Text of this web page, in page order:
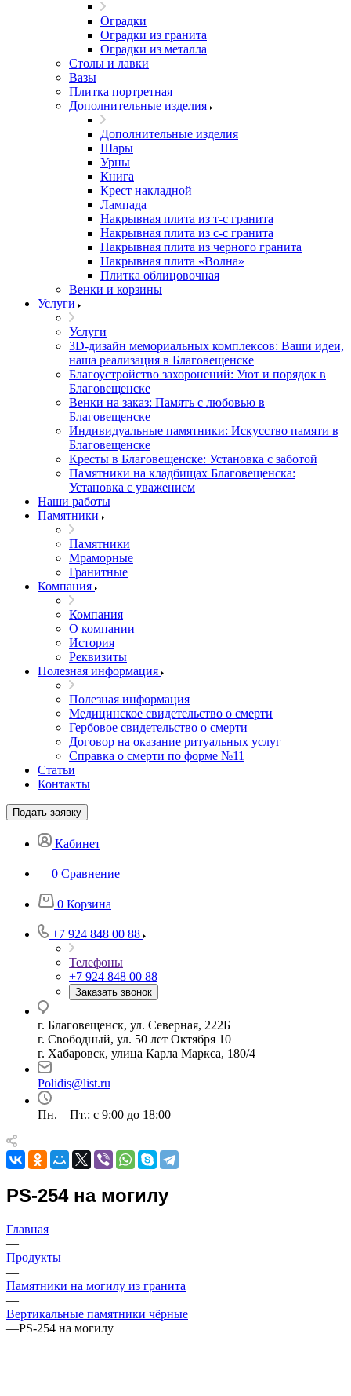
Оградки
Оградки из гранита
Оградки из металла
Столы и лавки
Вазы
Плитка портретная
Дополнительные изделия
Дополнительные изделия
Шары
Урны
Книга
Крест накладной
Лампада
Накрывная плита из т-с гранита
Накрывная плита из с-с гранита
Накрывная плита из черного гранита
Накрывная плита «Волна»
Плитка облицовочная
Венки и корзины
Услуги
Услуги
3D-дизайн мемориальных комплексов: Ваши идеи,
наша реализация в Благовещенске
Благоустройство захоронений: Уют и порядок в
Благовещенске
Венки на заказ: Память с любовью в
Благовещенске
Индивидуальные памятники: Искусство памяти в
Благовещенске
Кресты в Благовещенске: Установка с заботой
Памятники на кладбищах Благовещенска:
Установка с уважением
Наши работы
Памятники
Памятники
Мраморные
Гранитные
Компания
Компания
О компании
История
Реквизиты
Полезная информация
Полезная информация
Медицинское свидетельство о смерти
Гербовое свидетельство о смерти
Договор на оказание ритуальных услуг
Справка о смерти по форме №11
Статьи
Контакты
Подать заявку
Кабинет
0 Сравнение
0 Корзина
+7 924 848 00 88
Телефоны
+7 924 848 00 88
Заказать звонок
г. Благовещенск, ул. Северная, 222Б
г. Свободный, ул. 50 лет Октября 10
г. Хабаровск, улица Карла Маркса, 180/4
Polidis@list.ru
Пн. – Пт.: с 9:00 до 18:00
PS-254 на могилу
Главная
—
Продукты
—
Памятники на могилу из гранита
—
Вертикальные памятники чёрные
—PS-254 на могилу